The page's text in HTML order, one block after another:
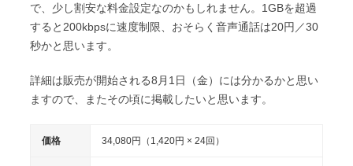
で、少し割安な料金設定なのかもしれません。1GBを超過
すると200kbpsに速度制限、おそらく音声通話は20円／30
秒かと思います。
詳細は販売が開始される8月1日（金）には分かるかと思い
ますので、またその頃に掲載したいと思います。
価格 34,080円（1,420円 × 24回）